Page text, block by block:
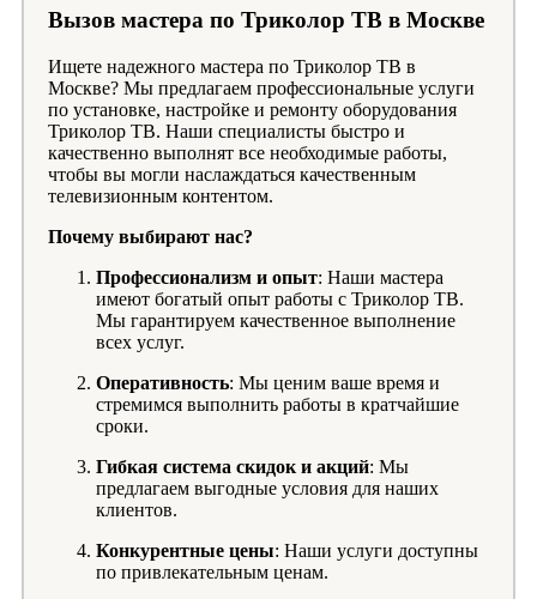
Вызов мастера по Триколор ТВ в Москве
Ищете надежного мастера по Триколор ТВ в
Москве? Мы предлагаем профессиональные услуги
по установке, настройке и ремонту оборудования
Триколор ТВ. Наши специалисты быстро и
качественно выполнят все необходимые работы,
чтобы вы могли наслаждаться качественным
телевизионным контентом.
Почему выбирают нас?
Профессионализм и опыт: Наши мастера
имеют богатый опыт работы с Триколор ТВ.
Мы гарантируем качественное выполнение
всех услуг.
Оперативность: Мы ценим ваше время и
стремимся выполнить работы в кратчайшие
сроки.
Гибкая система скидок и акций: Мы
предлагаем выгодные условия для наших
клиентов.
Конкурентные цены: Наши услуги доступны
по привлекательным ценам.